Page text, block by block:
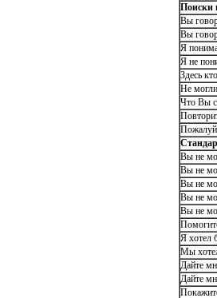
Поиски
Вы
Вы
Я
Я не
Здесь
Не
Что Вы
Вы не
Вы не
Вы не
Вы не
Вы не
Я хотел
Мы
Дайте
Дайте